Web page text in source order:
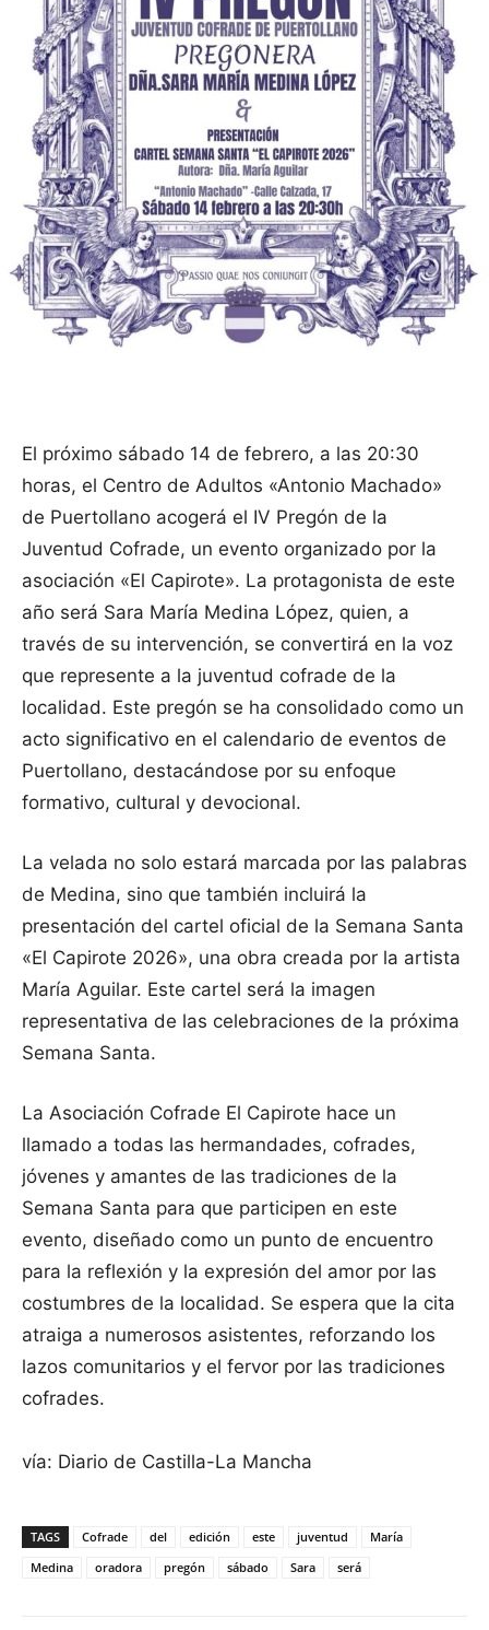
El próximo sábado 14 de febrero, a las 20:30
horas, el Centro de Adultos «Antonio Machado»
de Puertollano acogerá el IV Pregón de la
Juventud Cofrade, un evento organizado por la
asociación «El Capirote». La protagonista de este
año será Sara María Medina López, quien, a
través de su intervención, se convertirá en la voz
que represente a la juventud cofrade de la
localidad. Este pregón se ha consolidado como un
acto significativo en el calendario de eventos de
Puertollano, destacándose por su enfoque
formativo, cultural y devocional.
La velada no solo estará marcada por las palabras
de Medina, sino que también incluirá la
presentación del cartel oficial de la Semana Santa
«El Capirote 2026», una obra creada por la artista
María Aguilar. Este cartel será la imagen
representativa de las celebraciones de la próxima
Semana Santa.
La Asociación Cofrade El Capirote hace un
llamado a todas las hermandades, cofrades,
jóvenes y amantes de las tradiciones de la
Semana Santa para que participen en este
evento, diseñado como un punto de encuentro
para la reflexión y la expresión del amor por las
costumbres de la localidad. Se espera que la cita
atraiga a numerosos asistentes, reforzando los
lazos comunitarios y el fervor por las tradiciones
cofrades.
vía: Diario de Castilla-La Mancha
TAGS Cofrade del edición este juventud
María
Medina
oradora pregón sábado Sara será